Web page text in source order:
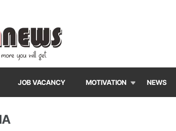
will get"
JOB VACANCY MOTIVATION NEWS